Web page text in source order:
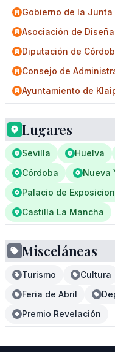
Gobierno de la Junta
Asociación de
Diputación de
Consejo de
Ayuntamiento de
Lugares
Sevilla Huelva
Córdoba
Nueva
Palacio de
Castilla La Mancha
Misceláneas
Turismo Cultura
Feria de Abril
Premio Revelación